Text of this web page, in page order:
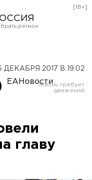
[18+]
ДЕКАБРЯ 2017 В 19:02
ЕАНовости
главу